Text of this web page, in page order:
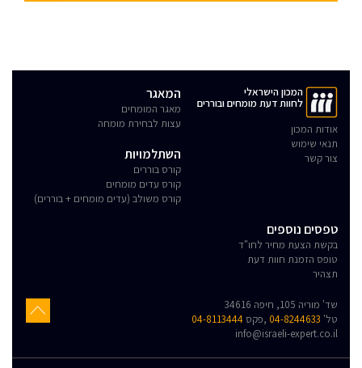
המכון הישראלי
לחוות דעת מומחים ובוררים
אודות המכון
תנאי שימוש
צור קשר
המאגר
מאגר המומחים
עצות לבחירת מומחה
השתלמויות
קורס בוררים
קורס עדים מומחים
קורס משולב (עדים מומחים + בוררים)
טפסים נוספים
בקשת הצעת מחיר לחו"ד
טופס הזמנת חוות דעת
תצהיר
שד' מוריה 105, חיפה 34616
טל' 04-8244633 ,פקס 04-8113444
info@israeli-expert.co.il